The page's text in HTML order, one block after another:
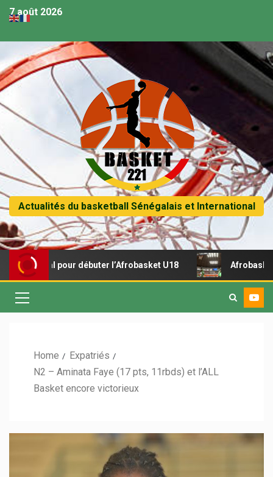
7 août 2026
Actualités du basketball Sénégalais et International
pour débuter l’Afrobasket U18 Afrobasket U18 –
Home
Expatriés
N2 – Aminata Faye (17 pts, 11rbds) et l’ALL
Basket encore victorieux